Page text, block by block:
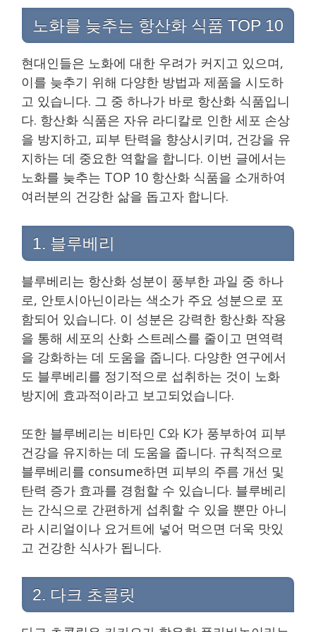
노화를 늦추는 항산화 식품 TOP 10
현대인들은 노화에 대한 우려가 커지고 있으며,
이를 늦추기 위해 다양한 방법과 제품을 시도하
고 있습니다. 그 중 하나가 바로 항산화 식품입니
다. 항산화 식품은 자유 라디칼로 인한 세포 손상
을 방지하고, 피부 탄력을 향상시키며, 건강을 유
지하는 데 중요한 역할을 합니다. 이번 글에서는
노화를 늦추는 TOP 10 항산화 식품을 소개하여
여러분의 건강한 삶을 돕고자 합니다.
1. 블루베리
블루베리는 항산화 성분이 풍부한 과일 중 하나
로, 안토시아닌이라는 색소가 주요 성분으로 포
함되어 있습니다. 이 성분은 강력한 항산화 작용
을 통해 세포의 산화 스트레스를 줄이고 면역력
을 강화하는 데 도움을 줍니다. 다양한 연구에서
도 블루베리를 정기적으로 섭취하는 것이 노화
방지에 효과적이라고 보고되었습니다.
또한 블루베리는 비타민 C와 K가 풍부하여 피부
건강을 유지하는 데 도움을 줍니다. 규칙적으로
블루베리를 consume하면 피부의 주름 개선 및
탄력 증가 효과를 경험할 수 있습니다. 블루베리
는 간식으로 간편하게 섭취할 수 있을 뿐만 아니
라 시리얼이나 요거트에 넣어 먹으면 더욱 맛있
고 건강한 식사가 됩니다.
2. 다크 초콜릿